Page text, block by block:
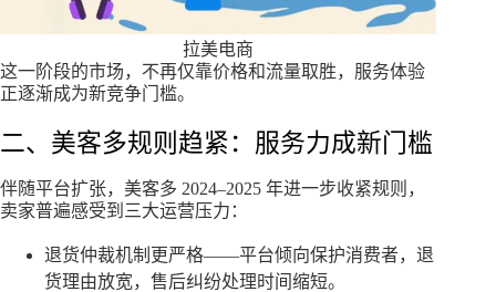
拉美电商
这一阶段的市场，不再仅靠价格和流量取胜，服务体验
正逐渐成为新竞争门槛。
二、美客多规则趋紧：服务力成新门槛
伴随平台扩张，美客多 2024–2025 年进一步收紧规则，
卖家普遍感受到三大运营压力：
退货仲裁机制更严格——平台倾向保护消费者，退
货理由放宽，售后纠纷处理时间缩短。